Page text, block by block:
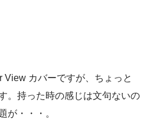
カバーですが、ちょっと
。持った時の感じは文句ないの
が・・・。